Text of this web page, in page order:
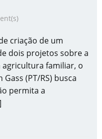
criação de um
dois projetos sobre a
familiar, o
(PT/RS) busca
permita a